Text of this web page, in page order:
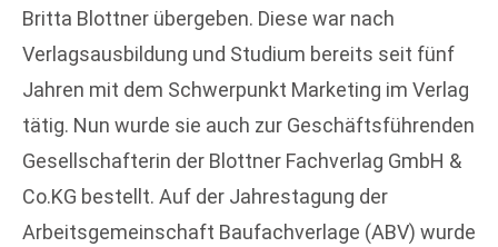
Britta Blottner übergeben. Diese war nach
Verlagsausbildung und Studium bereits seit fünf
Jahren mit dem Schwerpunkt Marketing im Verlag
tätig. Nun wurde sie auch zur Geschäftsführenden
Gesellschafterin der Blottner Fachverlag GmbH &
Co.KG bestellt. Auf der Jahrestagung der
Arbeitsgemeinschaft Baufachverlage (ABV) wurde